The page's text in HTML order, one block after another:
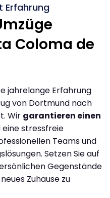
Erfahrung
Coloma de
jahrelange Erfahrung
von Dortmund nach
Wir garantieren einen
eine stressfreie
Teams und
Setzen Sie auf
Gegenstände
Zuhause zu